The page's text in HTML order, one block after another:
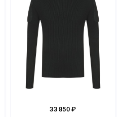
33 850 ₽